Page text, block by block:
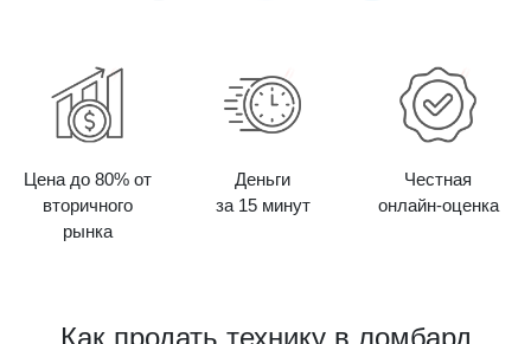
Цена до 80% от
вторичного
рынка
Деньги
за 15 минут
Честная
онлайн-оценка
Как продать технику в ломбард